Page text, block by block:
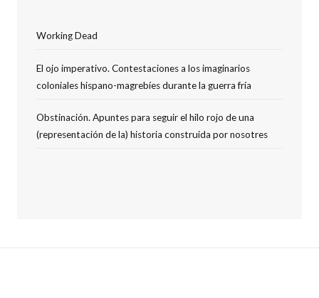
Working Dead
El ojo imperativo. Contestaciones a los imaginarios
coloniales hispano-magrebíes durante la guerra fría
Obstinación. Apuntes para seguir el hilo rojo de una
(representación de la) historia construida por nosotres